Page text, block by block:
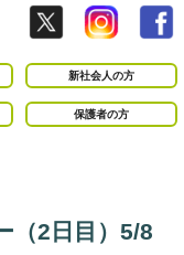
新社会人の方
保護者の方
（2日目）5/8